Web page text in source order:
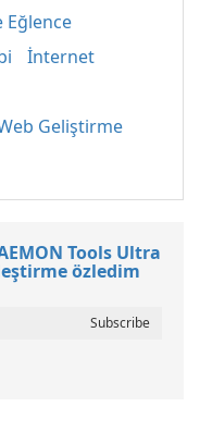
Eğlence
İnternet
Geliştirme
Tools Ultra
özledim